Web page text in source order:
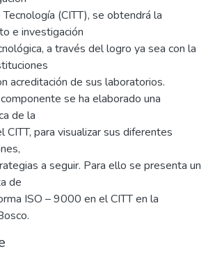
(CITT), se obtendrá la
e investigación
a través del logro ya sea con la
acreditación de sus laboratorios.
se ha elaborado una
de la
CITT, para visualizar sus diferentes
a seguir. Para ello se presenta un
de
ISO – 9000 en el CITT en la